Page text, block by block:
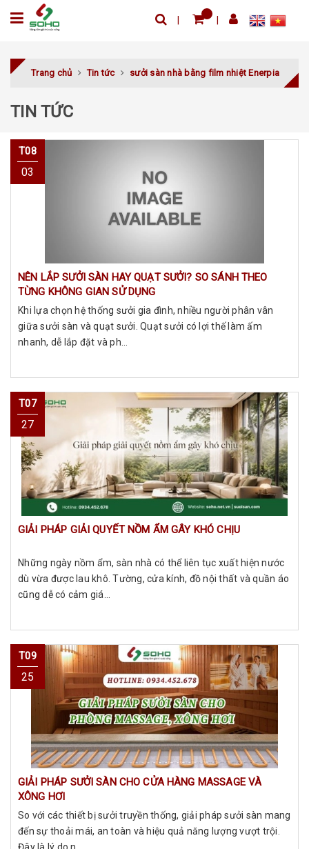
Trang chủ Tin tức sưởi sàn nhà bằng film nhiệt Enerpia
TIN TỨC
T08
03
NÊN LẮP SƯỞI SÀN HAY QUẠT SƯỞI? SO SÁNH THEO
TỪNG KHÔNG GIAN SỬ DỤNG
Khi lựa chọn hệ thống sưởi gia đình, nhiều người phân vân
giữa sưởi sàn và quạt sưởi. Quạt sưởi có lợi thế làm ấm
nhanh, dễ lắp đặt và ph...
T07
27
GIẢI PHÁP GIẢI QUYẾT NỒM ẨM GÂY KHÓ CHỊU
Những ngày nồm ẩm, sàn nhà có thể liên tục xuất hiện nước
dù vừa được lau khô. Tường, cửa kính, đồ nội thất và quần áo
cũng dễ có cảm giá...
T09
25
GIẢI PHÁP SƯỞI SÀN CHO CỬA HÀNG MASSAGE VÀ
XÔNG HƠI
So với các thiết bị sưởi truyền thống, giải pháp sưởi sàn mang
đến sự thoải mái, an toàn và hiệu quả năng lượng vượt trội.